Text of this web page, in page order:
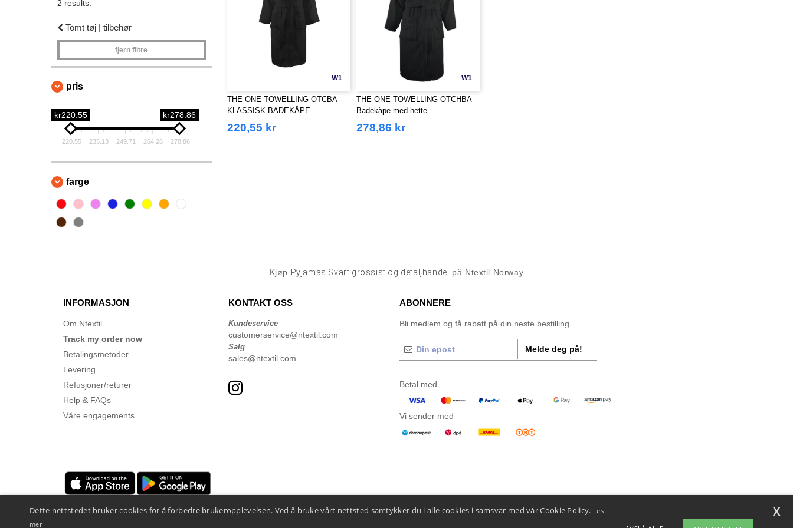
2 results.
Tomt tøj | tilbehør
fjern filtre
pris
kr220.55 kr278.86
220.55 235.13 249.71 264.28 278.86
farge
W1
THE ONE TOWELLING OTCBA -
KLASSISK BADEKÅPE
220,55 kr
W1
THE ONE TOWELLING OTCHBA -
Badekåpe med hette
278,86 kr
Kjøp Pyjamas Svart grossist og detaljhandel på Ntextil Norway
INFORMASJON
Om Ntextil
Track my order now
Betalingsmetoder
Levering
Refusjoner/returer
Help & FAQs
Våre engagements
KONTAKT OSS
Kundeservice
customerservice@ntextil.com
Salg
sales@ntextil.com
ABONNERE
Bli medlem og få rabatt på din neste bestilling.
Melde deg på!
Betal med
Vi sender med
Dette nettstedet bruker cookies for å forbedre brukeropplevelsen. Ved å bruke vårt nettsted samtykker du i alle cookies i samsvar med vår Cookie Policy. Les
mer
x